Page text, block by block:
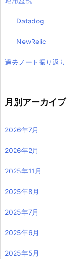
Datadog
NewRelic
過去ノート振り返り
月別アーカイブ
2026年7月
2026年2月
2025年11月
2025年8月
2025年7月
2025年6月
2025年5月